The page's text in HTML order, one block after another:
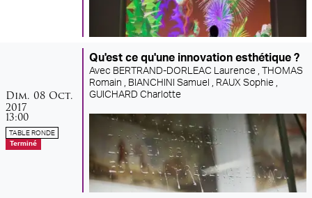
dimanche
Dim. 08 octobre
Oct.
2017
13:00
TABLE RONDE
Terminé
Qu'est ce qu'une innovation esthétique ?
Avec BERTRAND-DORLEAC Laurence ,
THOMAS
Romain , BIANCHINI Samuel , RAUX Sophie ,
GUICHARD Charlotte